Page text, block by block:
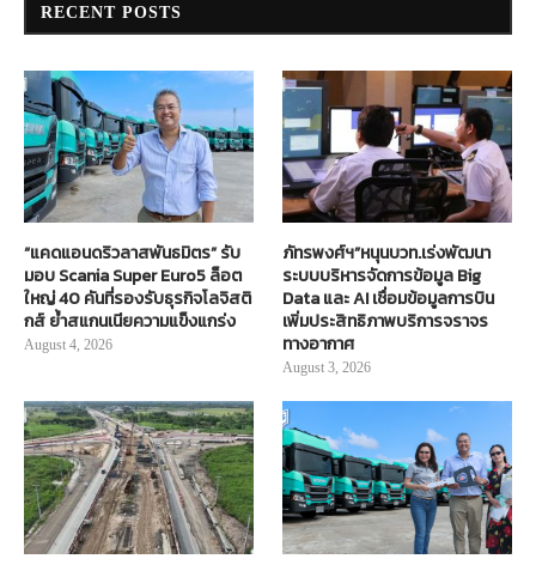
RECENT POSTS
“แคดแอนดริวลาสพันธมิตร” รับ
มอบ Scania Super Euro5 ล็อต
ใหญ่ 40 คันที่รองรับธุรกิจโลจิสติ
กส์ ย้ำสแกนเนียความแข็งแกร่ง
August 4, 2026
ภัทรพงศ์ฯ”หนุนบวท.เร่งพัฒนา
ระบบบริหารจัดการข้อมูล Big
Data และ AI เชื่อมข้อมูลการบิน
เพิ่มประสิทธิภาพบริการจราจร
ทางอากาศ
August 3, 2026